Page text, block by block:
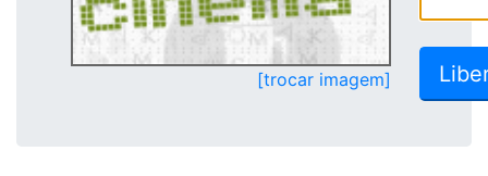
[trocar imagem]